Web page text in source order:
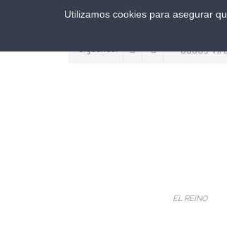
Síguenos:
EL REINO
Utilizamos cookies para asegurar